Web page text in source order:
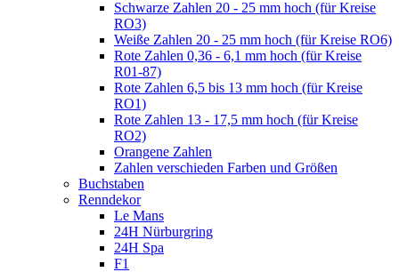
Schwarze Zahlen 20 - 25 mm hoch (für Kreise
RO3)
Weiße Zahlen 20 - 25 mm hoch (für Kreise RO6)
Rote Zahlen 0,36 - 6,1 mm hoch (für Kreise
R01-87)
Rote Zahlen 6,5 bis 13 mm hoch (für Kreise
RO1)
Rote Zahlen 13 - 17,5 mm hoch (für Kreise
RO2)
Orangene Zahlen
Zahlen verschieden Farben und Größen
Buchstaben
Renndekor
Le Mans
24H Nürburgring
24H Spa
F1